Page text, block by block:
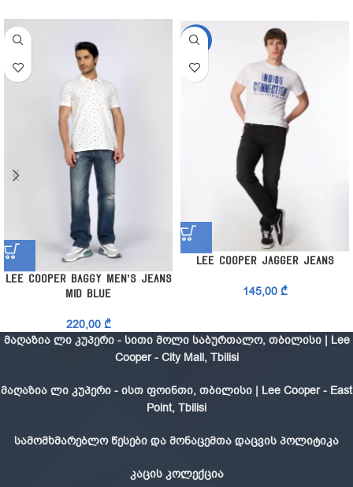
Lee Cooper Baggy Men’s Jeans
Mid Blue
220,00 ₾
-22%
LEE COOPER JAGGER JEANS
145,00 ₾
მაღაზია ლი კუპერი - სითი მოლი საბურთალო, თბილისი | Lee
Cooper - City Mall, Tbilisi
მაღაზია ლი კუპერი - ისთ ფოინთი, თბილისი | Lee Cooper - East
Point, Tbilisi
სამომხმარებლო წესები და მონაცემთა დაცვის პოლიტიკა
კაცის კოლექცია